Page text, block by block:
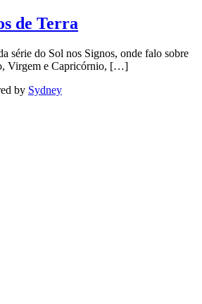
de Terra
série do Sol nos Signos, onde falo sobre
Virgem e Capricórnio, […]
by Sydney